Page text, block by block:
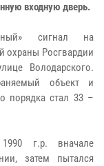
входную дверь.
сигнал на
охраны Росгвардии
Володарского.
объект и
порядка стал 33 –
г.р. вначале
затем пытался